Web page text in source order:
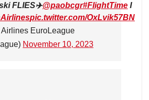
FLIES✈️@paobcgr#FlightTime I
pic.twitter.com/OxLvik57BN
EuroLeague
November 10, 2023